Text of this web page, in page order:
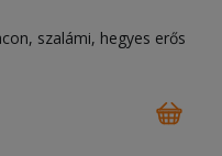
szalámi hegyes erős